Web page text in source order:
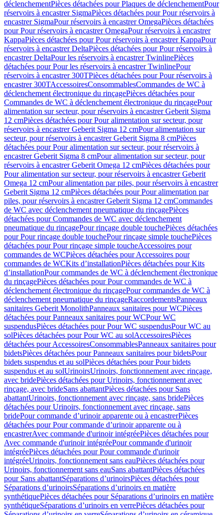
déclenchementPièces détachées pour Plaques de déclenchementPour
réservoirs à encastrer SigmaPièces détachées pour Pour réservoirs à
encastrer SigmaPour réservoirs à encastrer OmegaPièces détachées
pour Pour réservoirs à encastrer OmegaPour réservoirs à encastrer
KappaPièces détachées pour Pour réservoirs à encastrer KappaPour
réservoirs à encastrer DeltaPièces détachées pour Pour réservoirs à
encastrer DeltaPour les réservoirs à encastrer TwinlinePièces
détachées pour Pour les réservoirs à encastrer TwinlinePour
réservoirs à encastrer 300TPièces détachées pour Pour réservoirs à
encastrer 300TAccessoiresConsommablesCommandes de WC à
déclenchement électronique du rinçagePièces détachées pour
Commandes de WC à déclenchement électronique du rinçagePour
alimentation sur secteur, pour réservoirs à encastrer Geberit Sigma
12 cmPièces détachées pour Pour alimentation sur secteur, pour
réservoirs à encastrer Geberit Sigma 12 cmPour alimentation sur
secteur, pour réservoirs à encastrer Geberit Sigma 8 cmPièces
détachées pour Pour alimentation sur secteur, pour réservoirs à
encastrer Geberit Sigma 8 cmPour alimentation sur secteur, pour
réservoirs à encastrer Geberit Omega 12 cmPièces détachées pour
Pour alimentation sur secteur, pour réservoirs à encastrer Geberit
Omega 12 cmPour alimentation par piles, pour réservoirs à encastrer
Geberit Sigma 12 cmPièces détachées pour Pour alimentation par
piles, pour réservoirs à encastrer Geberit Sigma 12 cmCommandes
de WC avec déclenchement pneumatique du rinçagePièces
détachées pour Commandes de WC avec déclenchement
pneumatique du rinçagePour rinçage double touchePièces détachées
pour Pour rinçage double touchePour rinçage simple touchePièces
détachées pour Pour rinçage simple toucheAccessoires pour
commandes de WCPièces détachées pour Accessoires pour
commandes de WCKits d’installationPièces détachées pour Kits
d’installationPour commandes de WC à déclenchement électronique
du rinçagePièces détachées pour Pour commandes de WC à
déclenchement électronique du rinçagePour commandes de WC à
déclenchement pneumatique du rinçageRaccordementsPanneaux
sanitaires Geberit MonolithPanneaux sanitaires pour WCPièces
détachées pour Panneaux sanitaires pour WCPour WC
suspendusPièces détachées pour Pour WC suspendusPour WC au
solPièces détachées pour Pour WC au solAccessoiresPièces
détachées pour AccessoiresConsommablesPanneaux sanitaires pour
bidetsPièces détachées pour Panneaux sanitaires pour bidetsPour
bidets suspendus et au solPièces détachées pour Pour bidets
suspendus et au solUrinoirsUrinoirs, fonctionnement avec rinçage,
avec bridePièces détachées pour Urinoirs, fonctionnement avec
rinçage, avec brideSans abattantPièces détachées pour Sans
abattantUrinoirs, fonctionnement avec rinçage, sans bridePièces
détachées pour Urinoirs, fonctionnement avec rinçage, sans
bridePour commande d’urinoir apparente ou à encastrerPièces
détachées pour Pour commande d’urinoir apparente ou à
encastrerAvec commande d'urinoir intégréePièces détachées pour
Avec commande d'urinoir intégréePour commande d'urinoir
intégréePièces détachées pour Pour commande d'urinoir
intégréeUrinoirs, fonctionnement sans eauPièces détachées pour
Urinoirs, fonctionnement sans eauSans abattantPièces détachées
pour Sans abattantSéparations d’urinoirsPièces détachées pour
Séparations d’urinoirsSéparations d’urinoirs en matière
synthétiquePièces détachées pour Séparations d’urinoirs en matière
synthétiqueSéparations d’urinoirs en verrePièces détachées pour